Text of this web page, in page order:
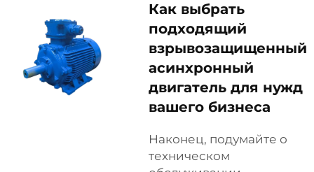
Как выбрать
подходящий
взрывозащищенный
асинхронный
двигатель для нужд
вашего бизнеса
Наконец, подумайте о
техническом